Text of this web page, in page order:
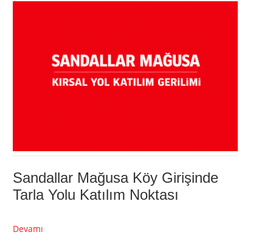
Sandallar Mağusa Köy Girişinde
Tarla Yolu Katılım Noktası
Devamı